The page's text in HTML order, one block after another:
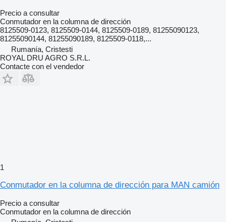
Precio a consultar
Conmutador en la columna de dirección
8125509-0123, 8125509-0144, 8125509-0189, 81255090123,
81255090144, 81255090189, 8125509-0118,...
Rumanía, Cristesti
ROYAL DRU AGRO S.R.L.
Contacte con el vendedor
1
Conmutador en la columna de dirección para MAN camión
Precio a consultar
Conmutador en la columna de dirección